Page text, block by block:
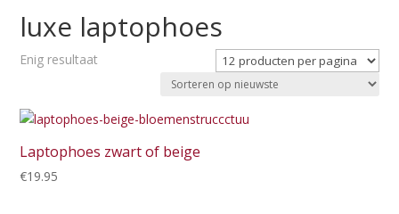
luxe laptophoes
Enig resultaat
Laptophoes zwart of beige
€19.95